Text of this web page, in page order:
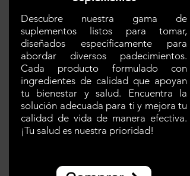
Descubre nuestra gama de
suplementos listos para tomar,
diseñados específicamente para
abordar diversos padecimientos.
Cada producto formulado con
ingredientes de calidad que apoyan
tu bienestar y salud. Encuentra la
solución adecuada para ti y mejora tu
calidad de vida de manera efectiva.
¡Tu salud es nuestra prioridad!